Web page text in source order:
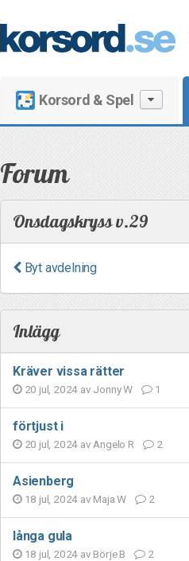
Korsord & Spel
Forum
Onsdagskryss v.29
Byt avdelning
Inlägg
Kräver vissa rätter
20 jul, 2024 av Jonny W 1
förtjust i
20 jul, 2024 av Angelo R 2
Asienberg
18 jul, 2024 av Maja W 2
långa gula
18 jul, 2024 av Börje B 2